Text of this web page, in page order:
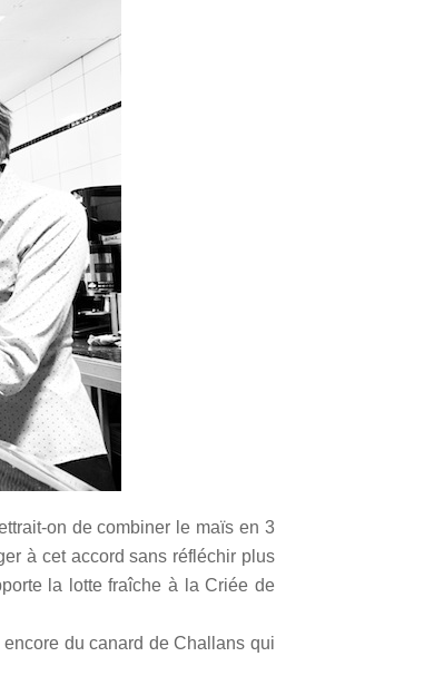
on de combiner le maïs en 3
à cet accord sans réfléchir plus
la lotte fraîche à la Criée de
du canard de Challans qui